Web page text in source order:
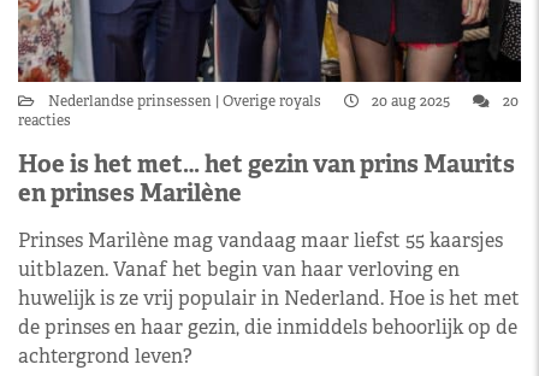
Nederlandse prinsessen Overige royals 20 aug 2025
20
reacties
Hoe is het met… het gezin van prins Maurits
en prinses Marilène
Prinses Marilène mag vandaag maar liefst 55 kaarsjes
uitblazen. Vanaf het begin van haar verloving en
huwelijk is ze vrij populair in Nederland. Hoe is het met
de prinses en haar gezin, die inmiddels behoorlijk op de
achtergrond leven?